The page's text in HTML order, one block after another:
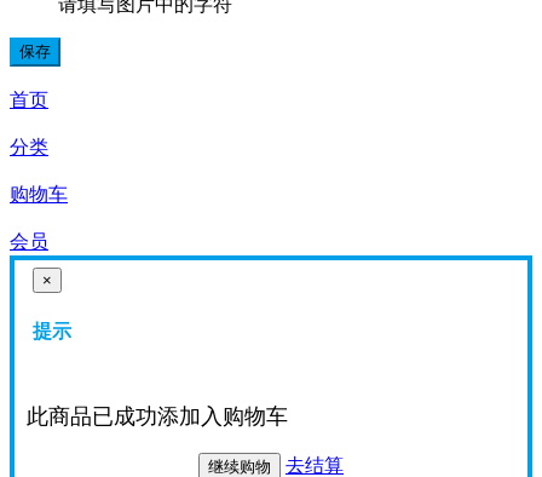
请填写图片中的字符
首页
分类
购物车
会员
×
提示
此商品已成功添加入购物车
继续购物 去结算